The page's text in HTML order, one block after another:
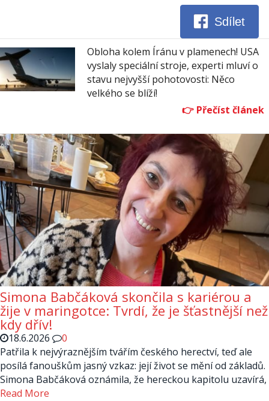
Sdílet
Obloha kolem Íránu v plamenech! USA
vyslaly speciální stroje, experti mluví o
stavu nejvyšší pohotovosti: Něco
velkého se blíží!
Simona Babčáková skončila s kariérou a
žije v maringotce: Tvrdí, že je šťastnější než
kdy dřív!
18.6.2026
0
Patřila k nejvýraznějším tvářím českého herectví, teď ale
posílá fanouškům jasný vzkaz: její život se mění od základů.
Simona Babčáková oznámila, že hereckou kapitolu uzavírá,
Read More